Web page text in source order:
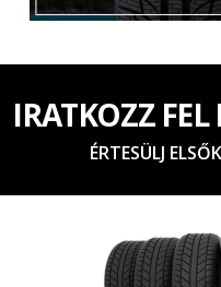
IRATKOZZ
ÉRTESÜLJ